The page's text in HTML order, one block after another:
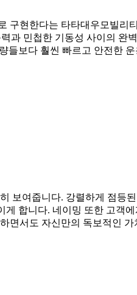
현한다는 타타대우모빌리
민첩한 기동성 사이의 완
보다 훨씬 빠르고 안전한
보여줍니다. 강렬하게 점등
합니다. 네이밍 또한 고객
면서도 자신만의 독보적인